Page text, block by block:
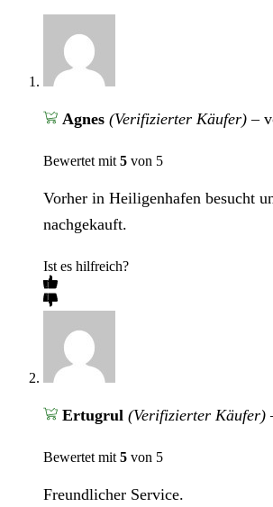
Agnes (Verifizierter Käufer) –
Bewertet mit 5 von 5
Vorher in Heiligenhafen besucht
nachgekauft.
Ist es hilfreich?
Ertugrul (Verifizierter Käufer)
Bewertet mit 5 von 5
Freundlicher Service.